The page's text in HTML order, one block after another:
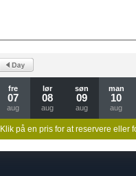
fre
07
aug
lør
08
aug
søn
09
aug
man
10
aug
Klik på en pris for at reservere eller